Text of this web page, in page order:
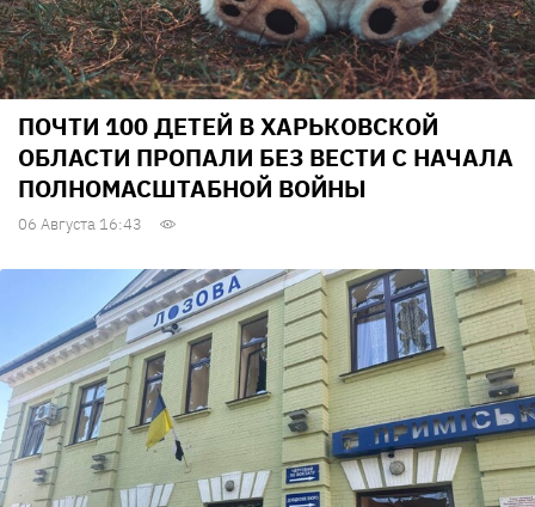
ПОЧТИ 100 ДЕТЕЙ В ХАРЬКОВСКОЙ
ОБЛАСТИ ПРОПАЛИ БЕЗ ВЕСТИ С НАЧАЛА
ПОЛНОМАСШТАБНОЙ ВОЙНЫ
06 Августа 16:43